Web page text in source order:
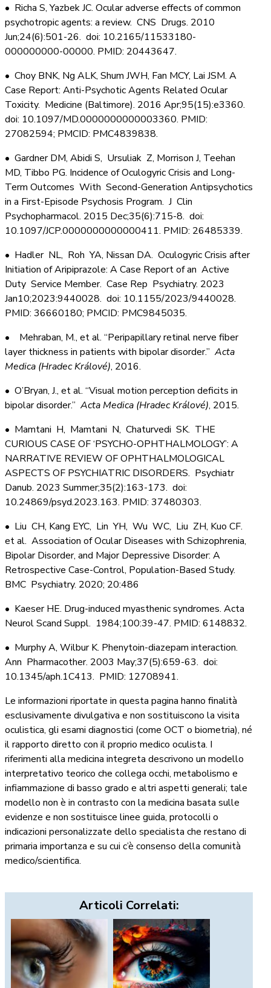
• Richa S, Yazbek JC. Ocular adverse effects of common
psychotropic agents: a review. CNS Drugs. 2010
Jun;24(6):501-26. doi: 10.2165/11533180-
000000000-00000. PMID: 20443647.
• Choy BNK, Ng ALK, Shum JWH, Fan MCY, Lai JSM. A
Case Report: Anti-Psychotic Agents Related Ocular
Toxicity. Medicine (Baltimore). 2016 Apr;95(15):e3360.
doi: 10.1097/MD.0000000000003360. PMID:
27082594; PMCID: PMC4839838.
• Gardner DM, Abidi S, Ursuliak Z, Morrison J, Teehan
MD, Tibbo PG. Incidence of Oculogyric Crisis and Long-
Term Outcomes With Second-Generation Antipsychotics
in a First-Episode Psychosis Program. J Clin
Psychopharmacol. 2015 Dec;35(6):715-8. doi:
10.1097/JCP.0000000000000411. PMID: 26485339.
• Hadler NL, Roh YA, Nissan DA. Oculogyric Crisis after
Initiation of Aripiprazole: A Case Report of an Active
Duty Service Member. Case Rep Psychiatry. 2023
Jan10;2023:9440028. doi: 10.1155/2023/9440028.
PMID: 36660180; PMCID: PMC9845035.
• Mehraban, M., et al. “Peripapillary retinal nerve fiber
layer thickness in patients with bipolar disorder.” Acta
Medica (Hradec Králové), 2016.
• O’Bryan, J., et al. “Visual motion perception deficits in
bipolar disorder.” Acta Medica (Hradec Králové), 2015.
• Mamtani H, Mamtani N, Chaturvedi SK. THE
CURIOUS CASE OF ‘PSYCHO-OPHTHALMOLOGY’: A
NARRATIVE REVIEW OF OPHTHALMOLOGICAL
ASPECTS OF PSYCHIATRIC DISORDERS. Psychiatr
Danub. 2023 Summer;35(2):163-173. doi:
10.24869/psyd.2023.163. PMID: 37480303.
• Liu CH, Kang EYC, Lin YH, Wu WC, Liu ZH, Kuo CF.
et al. Association of Ocular Diseases with Schizophrenia,
Bipolar Disorder, and Major Depressive Disorder: A
Retrospective Case-Control, Population-Based Study.
BMC Psychiatry. 2020; 20:486
• Kaeser HE. Drug-induced myasthenic syndromes. Acta
Neurol Scand Suppl. 1984;100:39-47. PMID: 6148832.
• Murphy A, Wilbur K. Phenytoin-diazepam interaction.
Ann Pharmacother. 2003 May;37(5):659-63. doi:
10.1345/aph.1C413. PMID: 12708941.
Le informazioni riportate in questa pagina hanno finalità
esclusivamente divulgativa e non sostituiscono la visita
oculistica, gli esami diagnostici (come OCT o biometria), né
il rapporto diretto con il proprio medico oculista. I
riferimenti alla medicina integreta descrivono un modello
interpretativo teorico che collega occhi, metabolismo e
infiammazione di basso grado e altri aspetti generali; tale
modello non è in contrasto con la medicina basata sulle
evidenze e non sostituisce linee guida, protocolli o
indicazioni personalizzate dello specialista che restano di
primaria importanza e su cui c’è consenso della comunità
medico/scientifica.
Articoli Correlati: